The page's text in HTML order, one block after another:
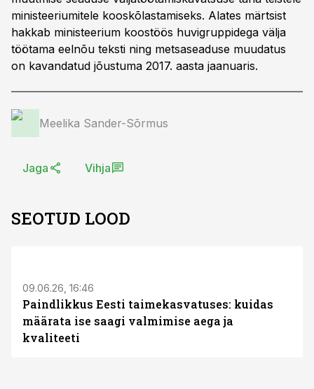
ministeeriumitele kooskõlastamiseks. Alates märtsist
hakkab ministeerium koostöös huvigruppidega välja
töötama eelnõu teksti ning metsaseaduse muudatus
on kavandatud jõustuma 2017. aasta jaanuaris.
Meelika Sander-Sõrmus
Jaga Vihja
SEOTUD LOOD
09.06.26, 16:46
Paindlikkus Eesti taimekasvatuses: kuidas
määrata ise saagi valmimise aega ja
kvaliteeti